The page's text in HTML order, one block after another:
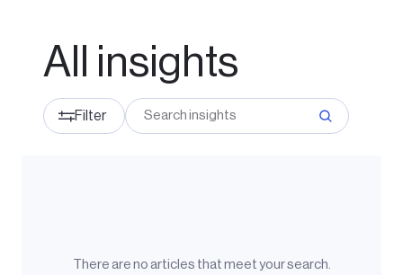
All insights
Filter
There are no articles that meet your search.